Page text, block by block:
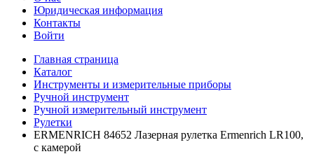
Юридическая информация
Контакты
Войти
Главная страница
Каталог
Инструменты и измерительные приборы
Ручной инструмент
Ручной измерительный инструмент
Рулетки
ERMENRICH 84652 Лазерная рулетка Ermenrich LR100,
с камерой